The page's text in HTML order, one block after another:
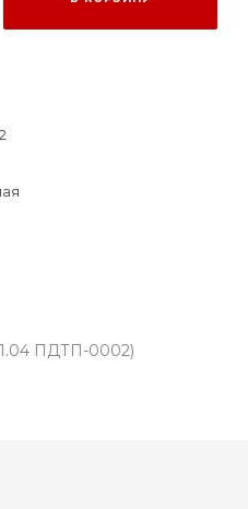
ПДТП-0002)